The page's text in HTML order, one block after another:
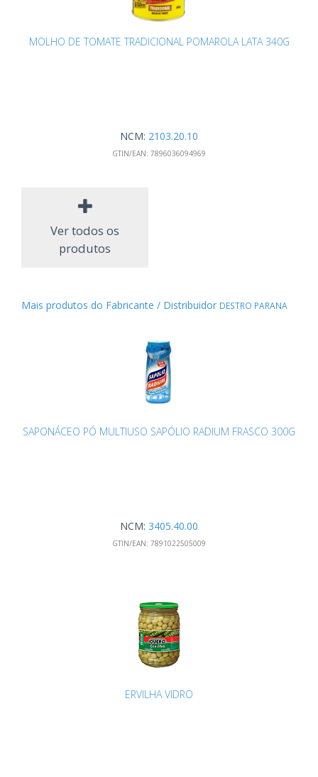
MOLHO DE TOMATE TRADICIONAL POMAROLA LATA 340G
NCM: 2103.20.10
GTIN/EAN: 7896036094969
Ver todos os
produtos
Mais produtos do Fabricante / Distribuidor DESTRO PARANA
SAPONÁCEO PÓ MULTIUSO SAPÓLIO RADIUM FRASCO 300G
NCM: 3405.40.00
GTIN/EAN: 7891022505009
ERVILHA VIDRO